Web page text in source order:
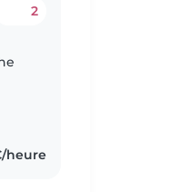
2
heure